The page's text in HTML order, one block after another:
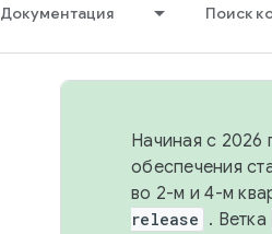
Документация Поиск
Начиная с 2026
обеспечения
во 2-м и 4-м
release . Ветка